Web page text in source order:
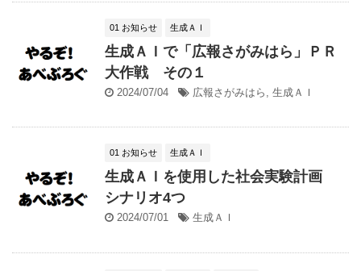
01 お知らせ 生成ＡＩ
生成ＡＩで「広報さがみはら」ＰＲ
大作戦 その１
2024/07/04 広報さがみはら 生成ＡＩ
01 お知らせ 生成ＡＩ
生成ＡＩを使用した社会実験計画
シナリオ4つ
2024/07/01 生成ＡＩ